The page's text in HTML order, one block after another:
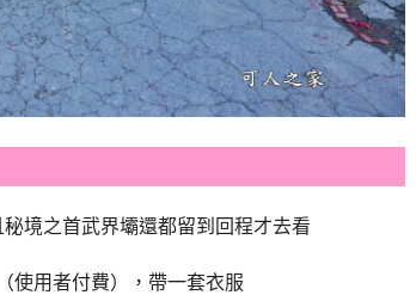
境之首武界壩還都留到回程才去看
使用者付費），帶一套衣服